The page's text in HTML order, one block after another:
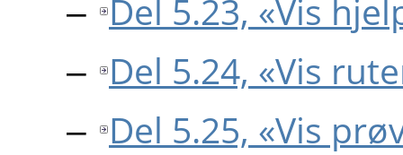
Del 5.23, «Vis
Del 5.24, «Vis
Del 5.25, «Vis